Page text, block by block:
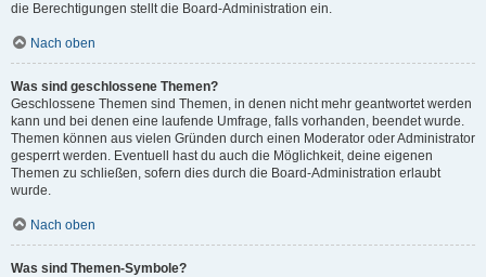
die Berechtigungen stellt die Board-Administration ein.
Nach oben
Was sind geschlossene Themen?
Geschlossene Themen sind Themen, in denen nicht mehr geantwortet werden
kann und bei denen eine laufende Umfrage, falls vorhanden, beendet wurde.
Themen können aus vielen Gründen durch einen Moderator oder Administrator
gesperrt werden. Eventuell hast du auch die Möglichkeit, deine eigenen
Themen zu schließen, sofern dies durch die Board-Administration erlaubt
wurde.
Nach oben
Was sind Themen-Symbole?